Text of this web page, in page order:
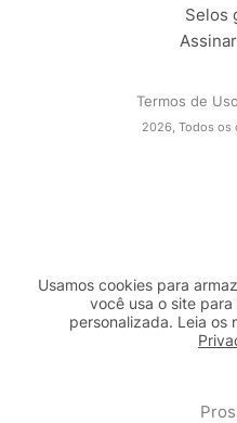
Selos
Termos de Uso
2026, Todos os
Usamos cookies para
você usa o site
personalizada. Leia os